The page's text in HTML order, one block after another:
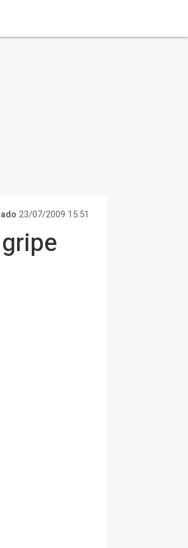
23/07/2009 15:51